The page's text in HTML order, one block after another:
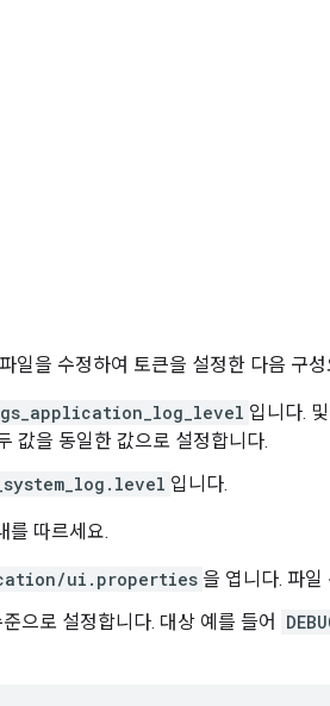
일을 수정하여 토큰을 설정한 다음 구
입니다. 및
값을 동일한 값으로 설정합니다.
입니다.
를 따르세요.
ui.properties 을 엽니다. 파
으로 설정합니다. 대상 예를 들어